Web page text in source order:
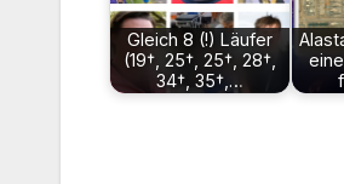
Gleich 8 (!) Läufer
(19†, 25†, 25†, 28†,
34†, 35†,…